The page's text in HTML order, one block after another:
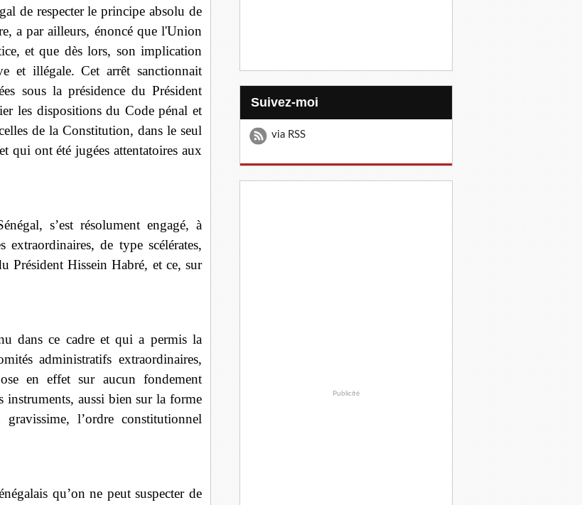
de respecter le principe absolu de
a par ailleurs, énoncé que l'Union
et que dès lors, son implication
et illégale. Cet arrêt sanctionnait
sous la présidence du Président
les dispositions du Code pénal et
de la Constitution, dans le seul
qui ont été jugées attentatoires aux
s’est résolument engagé, à
extraordinaires, de type scélérates,
Président Hissein Habré, et ce, sur
dans ce cadre et qui a permis la
administratifs extraordinaires,
en effet sur aucun fondement
aussi bien sur la forme
l’ordre constitutionnel
qu’on ne peut suspecter de
Suivez-moi
via RSS
Publicité